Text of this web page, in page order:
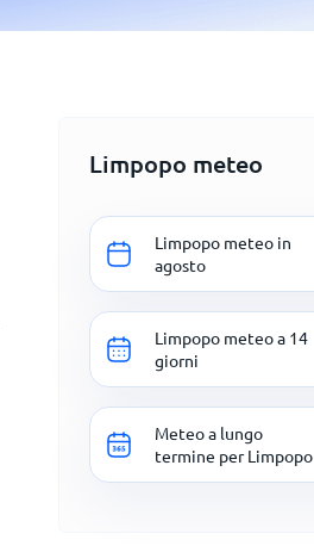
Limpopo meteo
Limpopo meteo in
agosto
Limpopo meteo a 14
giorni
Meteo a lungo
termine per Limpopo